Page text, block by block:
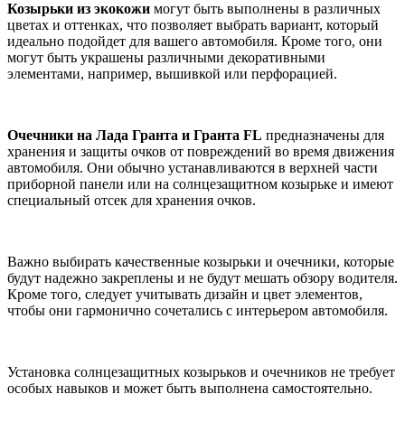
Козырьки из экокожи могут быть выполнены в различных
цветах и оттенках, что позволяет выбрать вариант, который
идеально подойдет для вашего автомобиля. Кроме того, они
могут быть украшены различными декоративными
элементами, например, вышивкой или перфорацией.
Очечники на Лада Гранта и Гранта FL предназначены для
хранения и защиты очков от повреждений во время движения
автомобиля. Они обычно устанавливаются в верхней части
приборной панели или на солнцезащитном козырьке и имеют
специальный отсек для хранения очков.
Важно выбирать качественные козырьки и очечники, которые
будут надежно закреплены и не будут мешать обзору водителя.
Кроме того, следует учитывать дизайн и цвет элементов,
чтобы они гармонично сочетались с интерьером автомобиля.
Установка солнцезащитных козырьков и очечников не требует
особых навыков и может быть выполнена самостоятельно.